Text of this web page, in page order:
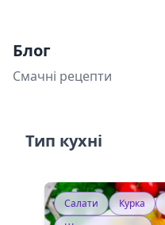
Блог
Смачні рецепти
Тип кухні
Салати Курка